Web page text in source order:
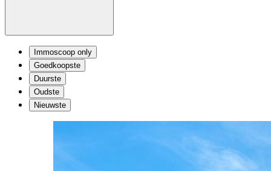
Immoscoop only
Goedkoopste
Duurste
Oudste
Nieuwste